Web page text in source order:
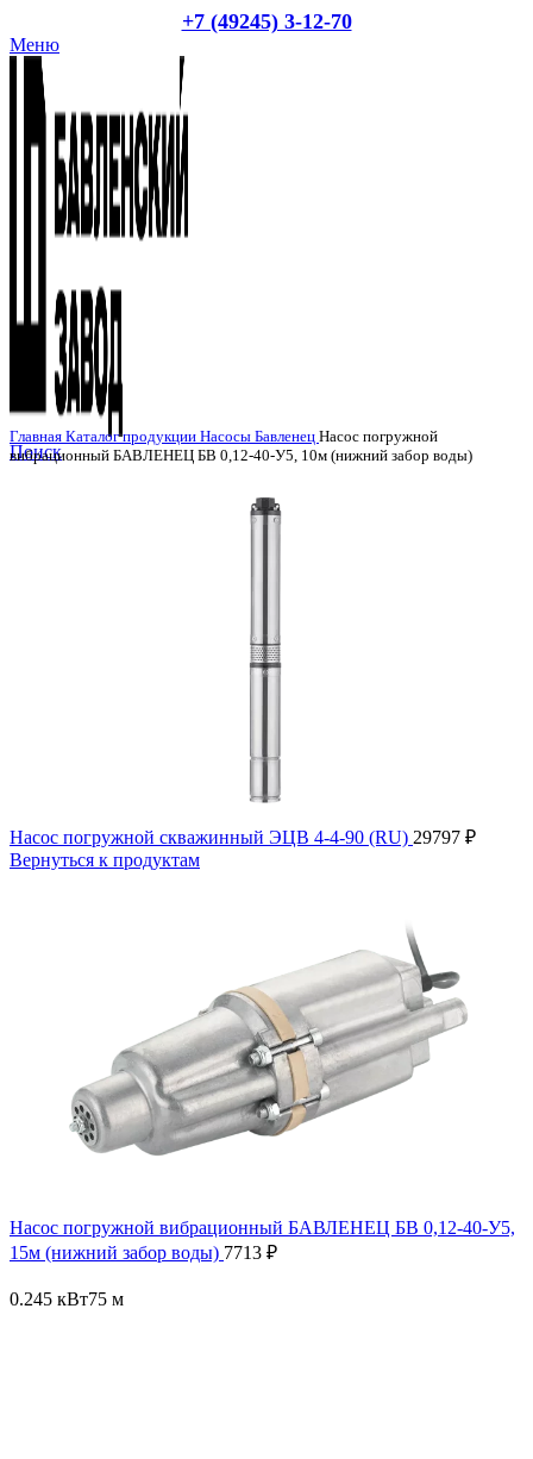
+7 (49245) 3-12-70
Меню
Поиск
Главная Каталог продукции Насосы Бавленец Насос погружной
вибрационный БАВЛЕНЕЦ БВ 0,12-40-У5, 10м (нижний забор воды)
Насос погружной скважинный ЭЦВ 4-4-90 (RU) 29797 ₽
Вернуться к продуктам
Насос погружной вибрационный БАВЛЕНЕЦ БВ 0,12-40-У5,
15м (нижний забор воды) 7713 ₽
0.245 кВт75 м